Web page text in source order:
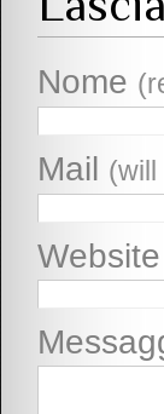
Nome
Mail (will
Website